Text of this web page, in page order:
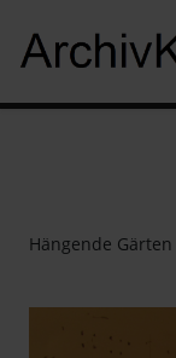
Hängende Gärten